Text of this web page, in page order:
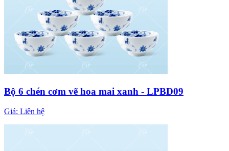
Bộ 6 chén cơm vẽ hoa mai xanh - LPBD09
Giá: Liên hệ